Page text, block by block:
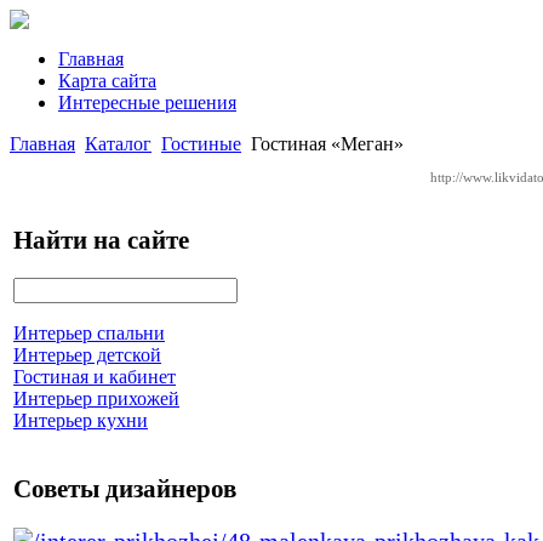
Главная
Карта сайта
Интересные решения
Главная Каталог Гостиные Гостиная «Меган»
http://
Найти на сайте
Интерьер спальни
Интерьер детской
Гостиная и кабинет
Интерьер прихожей
Интерьер кухни
Советы дизайнеров